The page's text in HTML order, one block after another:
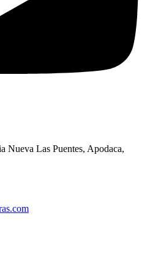
Nueva Las Puentes, Apodaca,